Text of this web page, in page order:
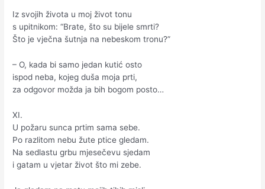
Iz svojih života u moj život tonu
s upitnikom: “Brate, što su bijele smrti?
Što je vječna šutnja na nebeskom tronu?”
– O, kada bi samo jedan kutić osto
ispod neba, kojeg duša moja prti,
za odgovor možda ja bih bogom posto…
XI.
U požaru sunca prtim sama sebe.
Po razlitom nebu žute ptice gledam.
Na sedlastu grbu mjesečevu sjedam
i gatam u vjetar život što mi zebe.